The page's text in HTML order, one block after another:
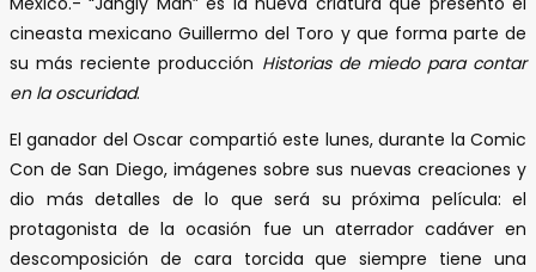
cineasta mexicano Guillermo del Toro y que forma parte de
su más reciente producción Historias de miedo para contar
en la oscuridad.
El ganador del Oscar compartió este lunes, durante la Comic
Con de San Diego, imágenes sobre sus nuevas creaciones y
dio más detalles de lo que será su próxima película: el
protagonista de la ocasión fue un aterrador cadáver en
descomposición de cara torcida que siempre tiene una